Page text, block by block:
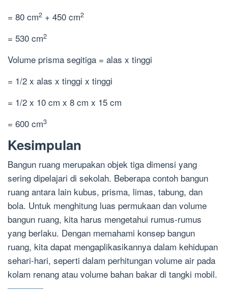
= 80 cm2 + 450 cm2
= 530 cm2
Volume prisma segitiga = alas x tinggi
= 1/2 x alas x tinggi x tinggi
= 1/2 x 10 cm x 8 cm x 15 cm
= 600 cm3
Kesimpulan
Bangun ruang merupakan objek tiga dimensi yang
sering dipelajari di sekolah. Beberapa contoh bangun
ruang antara lain kubus, prisma, limas, tabung, dan
bola. Untuk menghitung luas permukaan dan volume
bangun ruang, kita harus mengetahui rumus-rumus
yang berlaku. Dengan memahami konsep bangun
ruang, kita dapat mengaplikasikannya dalam kehidupan
sehari-hari, seperti dalam perhitungan volume air pada
kolam renang atau volume bahan bakar di tangki mobil.